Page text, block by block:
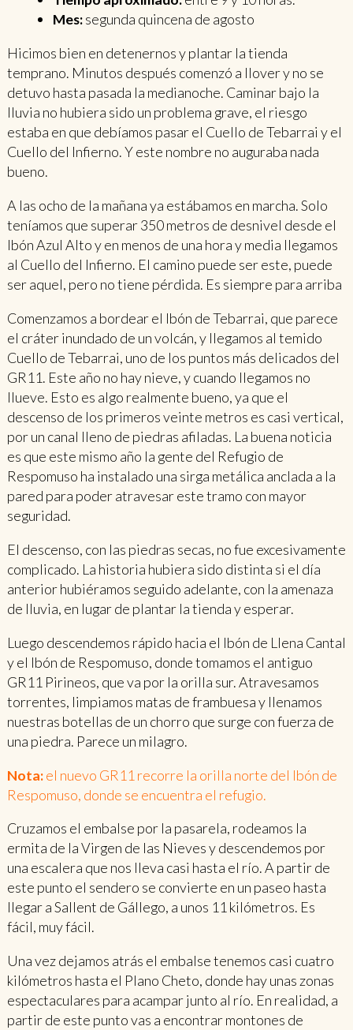
Mes:segunda quincena de agosto
Hicimos bien en detenernos y plantar la tienda
temprano. Minutos después comenzó a llover y no se
detuvo hasta pasada la medianoche. Caminar bajo la
lluvia no hubiera sido un problema grave, el riesgo
estaba en que debíamos pasar el Cuello de Tebarrai y el
Cuello del Infierno. Y este nombre no auguraba nada
bueno.
A las ocho de la mañana ya estábamos en marcha. Solo
teníamos que superar 350 metros de desnivel desde el
Ibón Azul Alto y en menos de una hora y media llegamos
al Cuello del Infierno. El camino puede ser este, puede
ser aquel, pero no tiene pérdida. Es siempre para arriba
Comenzamos a bordear el Ibón de Tebarrai, que parece
el cráter inundado de un volcán, y llegamos al temido
Cuello de Tebarrai, uno de los puntos más delicados del
GR11. Este año no hay nieve, y cuando llegamos no
llueve. Esto es algo realmente bueno, ya que el
descenso de los primeros veinte metros es casi vertical,
por un canal lleno de piedras afiladas. La buena noticia
es que este mismo año la gente del Refugio de
Respomuso ha instalado una sirga metálica anclada a la
pared para poder atravesar este tramo con mayor
seguridad.
El descenso, con las piedras secas, no fue excesivamente
complicado. La historia hubiera sido distinta si el día
anterior hubiéramos seguido adelante, con la amenaza
de lluvia, en lugar de plantar la tienda y esperar.
Luego descendemos rápido hacia el Ibón de Llena Cantal
y el Ibón de Respomuso, donde tomamos el antiguo
GR11 Pirineos, que va por la orilla sur. Atravesamos
torrentes, limpiamos matas de frambuesa y llenamos
nuestras botellas de un chorro que surge con fuerza de
una piedra. Parece un milagro.
Nota:el nuevo GR11 recorre la orilla norte del Ibón de
Respomuso, donde se encuentra el refugio.
Cruzamos el embalse por la pasarela, rodeamos la
ermita de la Virgen de las Nieves y descendemos por
una escalera que nos lleva casi hasta el río. A partir de
este punto el sendero se convierte en un paseo hasta
llegar a Sallent de Gállego, a unos 11 kilómetros. Es
fácil, muy fácil.
Una vez dejamos atrás el embalse tenemos casi cuatro
kilómetros hasta el Plano Cheto, donde hay unas zonas
espectaculares para acampar junto al río. En realidad, a
partir de este punto vas a encontrar montones de